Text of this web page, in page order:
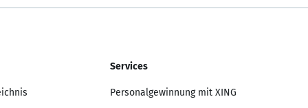
Services
Personalgewinnung mit XING